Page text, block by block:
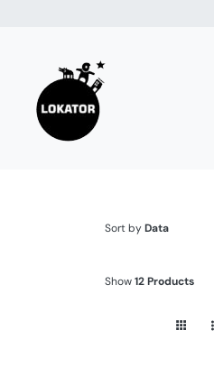
zawartości
Sort byData
Show12 Products